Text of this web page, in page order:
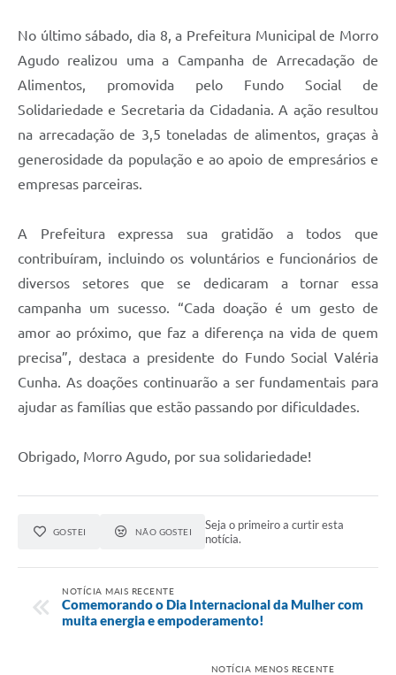
No último sábado, dia 8, a Prefeitura Municipal de Morro
Agudo realizou uma a Campanha de Arrecadação de
Alimentos, promovida pelo Fundo Social de
Solidariedade e Secretaria da Cidadania. A ação resultou
na arrecadação de 3,5 toneladas de alimentos, graças à
generosidade da população e ao apoio de empresários e
empresas parceiras.
A Prefeitura expressa sua gratidão a todos que
contribuíram, incluindo os voluntários e funcionários de
diversos setores que se dedicaram a tornar essa
campanha um sucesso. “Cada doação é um gesto de
amor ao próximo, que faz a diferença na vida de quem
precisa”, destaca a presidente do Fundo Social Valéria
Cunha. As doações continuarão a ser fundamentais para
ajudar as famílias que estão passando por dificuldades.
Obrigado, Morro Agudo, por sua solidariedade!
GOSTEI NÃO GOSTEI
Seja o primeiro a curtir esta
notícia.
NOTÍCIA MAIS RECENTE
Comemorando o Dia Internacional da Mulher com
muita energia e empoderamento!
NOTÍCIA MENOS RECENTE